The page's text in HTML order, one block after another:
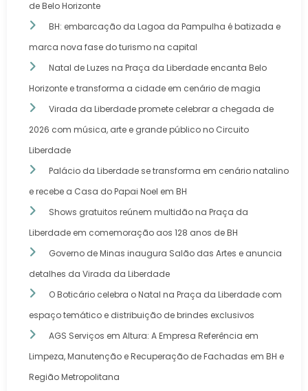
de Belo Horizonte
BH: embarcação da Lagoa da Pampulha é batizada e
marca nova fase do turismo na capital
Natal de Luzes na Praça da Liberdade encanta Belo
Horizonte e transforma a cidade em cenário de magia
Virada da Liberdade promete celebrar a chegada de
2026 com música, arte e grande público no Circuito
Liberdade
Palácio da Liberdade se transforma em cenário natalino
e recebe a Casa do Papai Noel em BH
Shows gratuitos reúnem multidão na Praça da
Liberdade em comemoração aos 128 anos de BH
Governo de Minas inaugura Salão das Artes e anuncia
detalhes da Virada da Liberdade
O Boticário celebra o Natal na Praça da Liberdade com
espaço temático e distribuição de brindes exclusivos
AGS Serviços em Altura: A Empresa Referência em
Limpeza, Manutenção e Recuperação de Fachadas em BH e
Região Metropolitana